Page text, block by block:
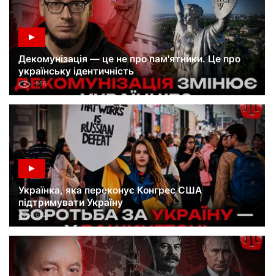
Декомунізація — це не про пам'ятники. Це про
українську ідентичність
556
Українка, яка переконує Конгрес США
підтримувати Україну
632